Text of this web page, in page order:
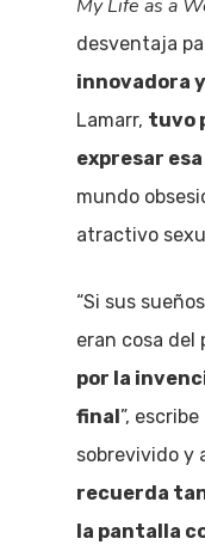
My Life as a
desventaja
innovadora
Lamarr, tuvo
expresar
mundo
atractivo
“Si sus
eran cosa del
por la
final”,
sobrevivido y
recuerda
la pantalla